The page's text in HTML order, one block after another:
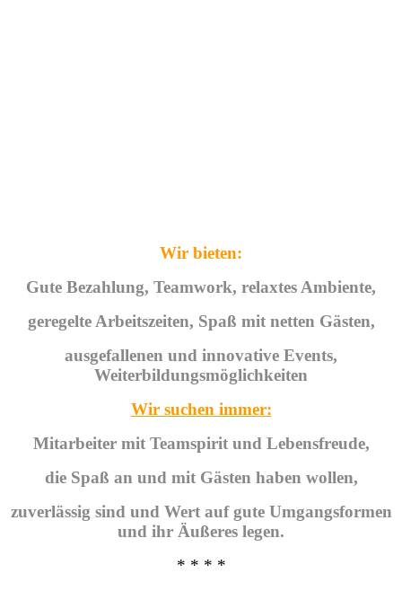
Wir bieten:
Gute Bezahlung, Teamwork, relaxtes Ambiente,
geregelte Arbeitszeiten, Spaß mit netten Gästen,
ausgefallenen und innovative Events,
Weiterbildungsmöglichkeiten
Wir suchen immer:
Mitarbeiter mit Teamspirit und Lebensfreude,
die Spaß an und mit Gästen haben wollen,
zuverlässig sind und Wert auf gute Umgangsformen
und ihr Äußeres legen.
* * * *